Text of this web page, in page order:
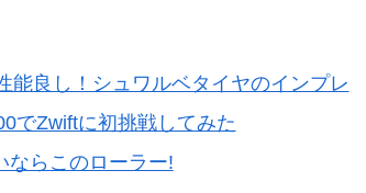
能良し！シュワルベタイヤのインプレ
でZwiftに初挑戦してみた
ならこのローラー!